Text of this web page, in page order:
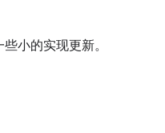
小的实现更新。